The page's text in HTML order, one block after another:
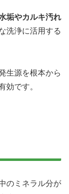
垢やカルキ汚れ
洗浄に活用する
生源を根本から
効です。
のミネラル分が